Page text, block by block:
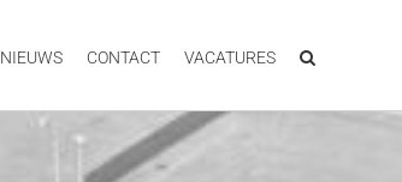
NIEUWS CONTACT VACATURES